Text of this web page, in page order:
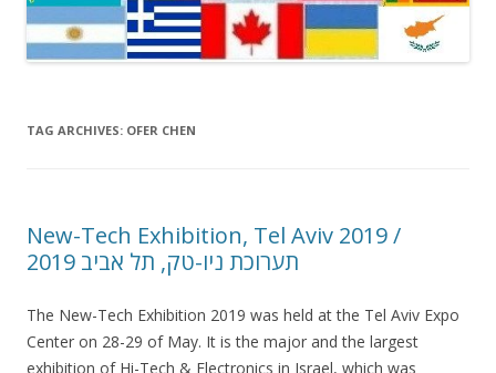
TAG ARCHIVES: OFER CHEN
New-Tech Exhibition, Tel Aviv 2019 /
תערוכת ניו-טק, תל אביב 2019
The New-Tech Exhibition 2019 was held at the Tel Aviv Expo
Center on 28-29 of May. It is the major and the largest
exhibition of Hi-Tech & Electronics in Israel, which was